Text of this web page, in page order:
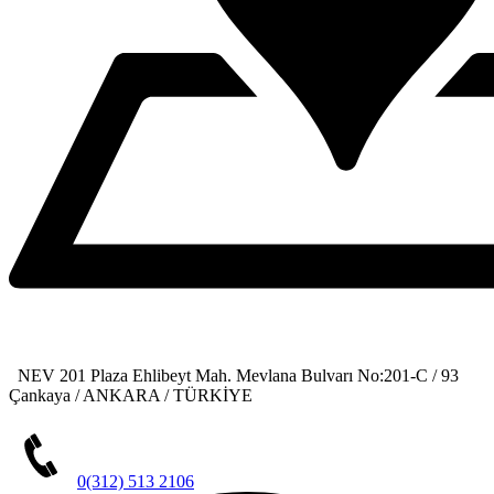
NEV 201 Plaza Ehlibeyt Mah. Mevlana Bulvarı No:201-C / 93
Çankaya / ANKARA / TÜRKİYE
0(312) 513 2106